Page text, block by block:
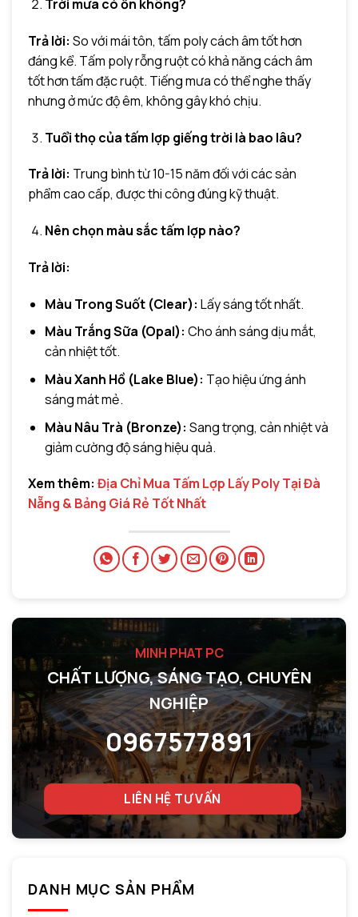
Trời mưa có ồn không?
Trả lời: So với mái tôn, tấm poly cách âm tốt hơn
đáng kể. Tấm poly rỗng ruột có khả năng cách âm
tốt hơn tấm đặc ruột. Tiếng mưa có thể nghe thấy
nhưng ở mức độ êm, không gây khó chịu.
Tuổi thọ của tấm lợp giếng trời là bao lâu?
Trả lời: Trung bình từ 10-15 năm đối với các sản
phẩm cao cấp, được thi công đúng kỹ thuật.
Nên chọn màu sắc tấm lợp nào?
Trả lời:
Màu Trong Suốt (Clear): Lấy sáng tốt nhất.
Màu Trắng Sữa (Opal): Cho ánh sáng dịu mắt,
cản nhiệt tốt.
Màu Xanh Hồ (Lake Blue): Tạo hiệu ứng ánh
sáng mát mẻ.
Màu Nâu Trà (Bronze): Sang trọng, cản nhiệt và
giảm cường độ sáng hiệu quả.
Xem thêm: Địa Chỉ Mua Tấm Lợp Lấy Poly Tại Đà
Nẵng & Bảng Giá Rẻ Tốt Nhất
MINH PHAT PC
CHẤT LƯỢNG, SÁNG TẠO, CHUYÊN
NGHIỆP
0967577891
LIÊN HỆ TƯ VẤN
DANH MỤC SẢN PHẨM